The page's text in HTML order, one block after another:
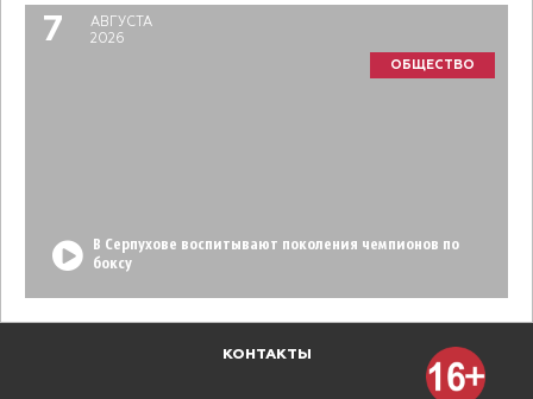
7
АВГУСТА
2026
ОБЩЕСТВО
В Серпухове воспитывают поколения чемпионов по
боксу
КОНТАКТЫ